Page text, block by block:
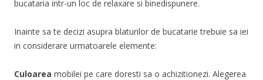
bucataria intr-un loc de relaxare si binedispunere.
Inainte sa te decizi asupra blaturilor de bucatarie trebuie sa iei
in considerare urmatoarele elemente:
Culoarea mobilei pe care doresti sa o achizitionezi. Alegerea